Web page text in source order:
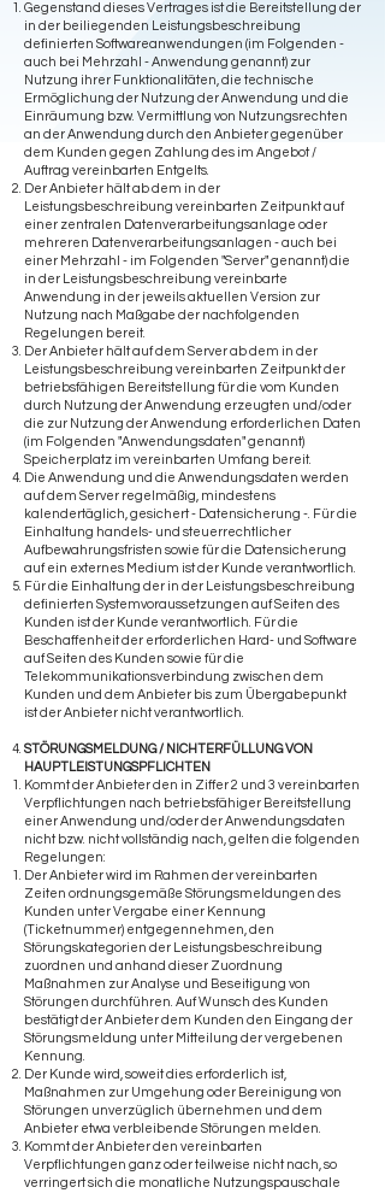
Gegenstand dieses Vertrages ist die Bereitstellung der
in der beiliegenden Leistungsbeschreibung
definierten Softwareanwendungen (im Folgenden -
auch bei Mehrzahl - Anwendung genannt) zur
Nutzung ihrer Funktionalitäten, die technische
Ermöglichung der Nutzung der Anwendung und die
Einräumung bzw. Vermittlung von Nutzungsrechten
an der Anwendung durch den Anbieter gegenüber
dem Kunden gegen Zahlung des im Angebot /
Auftrag vereinbarten Entgelts.
Der Anbieter hält ab dem in der
Leistungsbeschreibung vereinbarten Zeitpunkt auf
einer zentralen Datenverarbeitungsanlage oder
mehreren Datenverarbeitungsanlagen - auch bei
einer Mehrzahl - im Folgenden "Server" genannt) die
in der Leistungsbeschreibung vereinbarte
Anwendung in der jeweils aktuellen Version zur
Nutzung nach Maßgabe der nachfolgenden
Regelungen bereit.
Der Anbieter hält auf dem Server ab dem in der
Leistungsbeschreibung vereinbarten Zeitpunkt der
betriebsfähigen Bereitstellung für die vom Kunden
durch Nutzung der Anwendung erzeugten und/oder
die zur Nutzung der Anwendung erforderlichen Daten
(im Folgenden "Anwendungsdaten" genannt)
Speicherplatz im vereinbarten Umfang bereit.
Die Anwendung und die Anwendungsdaten werden
auf dem Server regelmäßig, mindestens
kalendertäglich, gesichert - Datensicherung -. Für die
Einhaltung handels- und steuerrechtlicher
Aufbewahrungsfristen sowie für die Datensicherung
auf ein externes Medium ist der Kunde verantwortlich.
Für die Einhaltung der in der Leistungsbeschreibung
definierten Systemvoraussetzungen auf Seiten des
Kunden ist der Kunde verantwortlich. Für die
Beschaffenheit der erforderlichen Hard- und Software
auf Seiten des Kunden sowie für die
Telekommunikationsverbindung zwischen dem
Kunden und dem Anbieter bis zum Übergabepunkt
ist der Anbieter nicht verantwortlich.
STÖRUNGSMELDUNG / NICHTERFÜLLUNG VON
HAUPTLEISTUNGSPFLICHTEN
Kommt der Anbieter den in Ziffer 2 und 3 vereinbarten
Verpflichtungen nach betriebsfähiger Bereitstellung
einer Anwendung und/oder der Anwendungsdaten
nicht bzw. nicht vollständig nach, gelten die folgenden
Regelungen:
Der Anbieter wird im Rahmen der vereinbarten
Zeiten ordnungsgemäße Störungsmeldungen des
Kunden unter Vergabe einer Kennung
(Ticketnummer) entgegennehmen, den
Störungskategorien der Leistungsbeschreibung
zuordnen und anhand dieser Zuordnung
Maßnahmen zur Analyse und Beseitigung von
Störungen durchführen. Auf Wunsch des Kunden
bestätigt der Anbieter dem Kunden den Eingang der
Störungsmeldung unter Mitteilung der vergebenen
Kennung.
Der Kunde wird, soweit dies erforderlich ist,
Maßnahmen zur Umgehung oder Bereinigung von
Störungen unverzüglich übernehmen und dem
Anbieter etwa verbleibende Störungen melden.
Kommt der Anbieter den vereinbarten
Verpflichtungen ganz oder teilweise nicht nach, so
verringert sich die monatliche Nutzungspauschale